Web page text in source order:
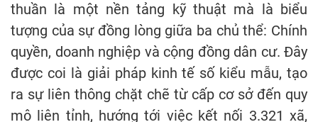
thuần là một nền tảng kỹ thuật mà là biểu
tượng của sự đồng lòng giữa ba chủ thể: Chính
quyền, doanh nghiệp và cộng đồng dân cư. Đây
được coi là giải pháp kinh tế số kiểu mẫu, tạo
ra sự liên thông chặt chẽ từ cấp cơ sở đến quy
mô liên tỉnh, hướng tới việc kết nối 3.321 xã,